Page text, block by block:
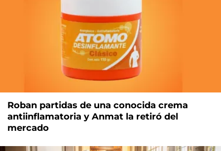
Roban partidas de una conocida crema
antiinflamatoria y Anmat la retiró del
mercado